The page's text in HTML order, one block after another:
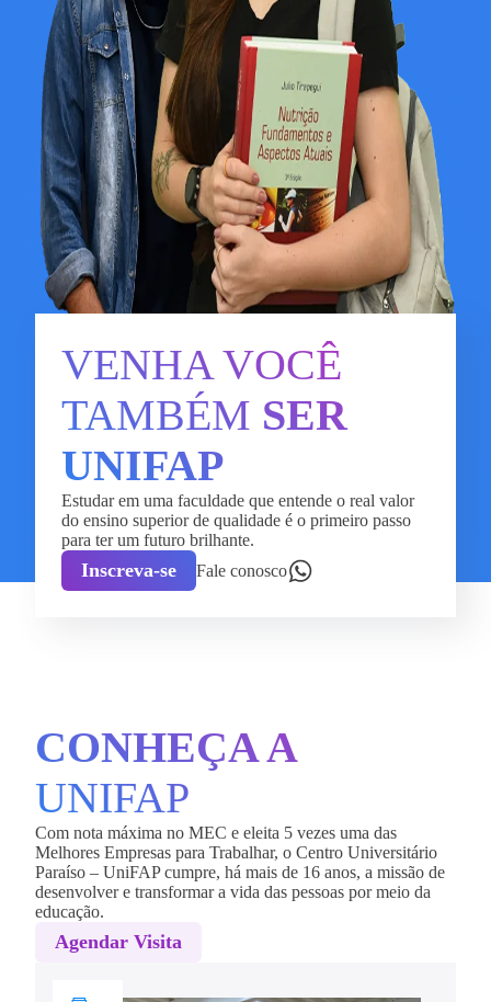
VENHA VOCÊ
TAMBÉM SER
UNIFAP
Estudar em uma faculdade que entende o real valor
do ensino superior de qualidade é o primeiro passo
para ter um futuro brilhante.
Inscreva-se Fale conosco
CONHEÇA A
UNIFAP
Com nota máxima no MEC e eleita 5 vezes uma das
Melhores Empresas para Trabalhar, o Centro Universitário
Paraíso – UniFAP cumpre, há mais de 16 anos, a missão de
desenvolver e transformar a vida das pessoas por meio da
educação.
Agendar Visita